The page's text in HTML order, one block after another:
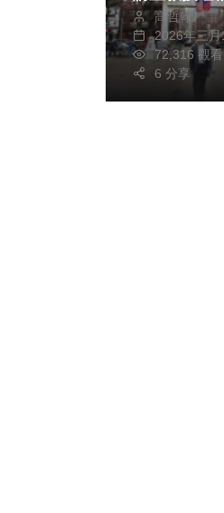
席命理風水
高哲翰
2026年三
72,316 觀看
6 分享